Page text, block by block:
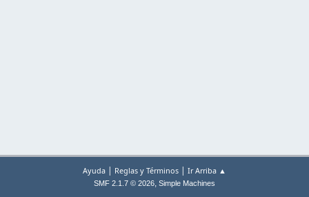
Ayuda | Reglas y Términos | Ir Arriba ▲
SMF 2.1.7 © 2026, Simple Machines